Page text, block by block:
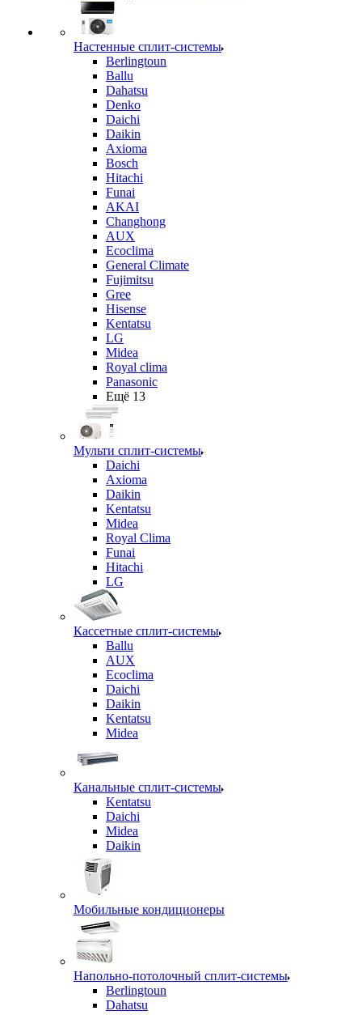
Настенные сплит-системы
Berlingtoun
Ballu
Dahatsu
Denko
Daichi
Daikin
Axioma
Bosch
Hitachi
Funai
AKAI
Changhong
AUX
Ecoclima
General Climate
Fujimitsu
Gree
Hisense
Kentatsu
LG
Midea
Royal clima
Panasonic
Ещё 13
Мульти сплит-системы
Daichi
Axioma
Daikin
Kentatsu
Midea
Royal Clima
Funai
Hitachi
LG
Кассетные сплит-системы
Ballu
AUX
Ecoclima
Daichi
Daikin
Kentatsu
Midea
Канальные сплит-системы
Kentatsu
Daichi
Midea
Daikin
Мобильные кондиционеры
Напольно-потолочный сплит-системы
Berlingtoun
Dahatsu